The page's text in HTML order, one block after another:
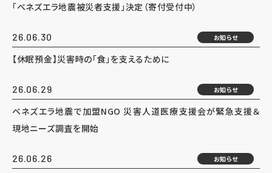
「ベネズエラ地震被災者支援」決定（寄付受付中）
26.06.30 お知らせ
【休眠預金】災害時の「食」を支えるために
26.06.29 お知らせ
ベネズエラ地震で加盟NGO 災害人道医療支援会が緊急支援＆
現地ニーズ調査を開始
26.06.26 お知らせ